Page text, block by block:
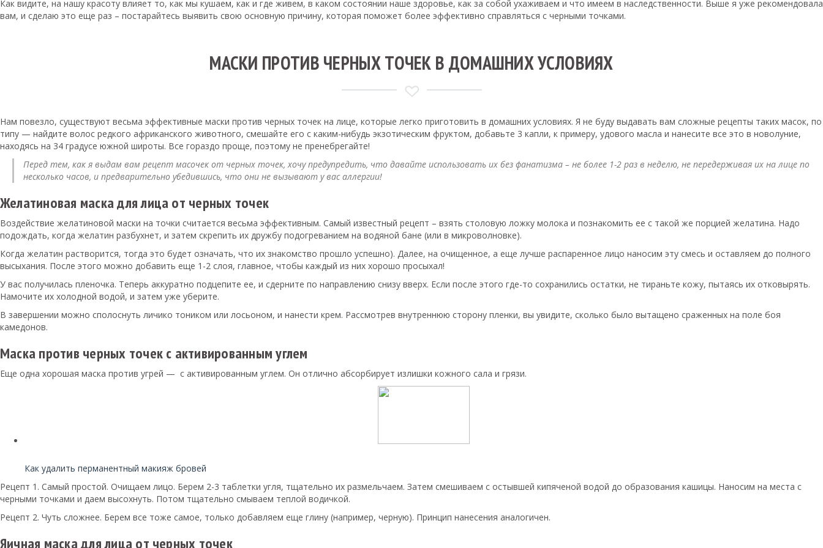
Как видите, на нашу красоту влияет то, как мы кушаем, как и где живем, в каком состоянии наше здоровье, как за собой ухаживаем и что имеем в наследственности. Выше я уже рекомендовала
вам, и сделаю это еще раз – постарайтесь выявить свою основную причину, которая поможет более эффективно справляться с черными точками.
МАСКИ ПРОТИВ ЧЕРНЫХ ТОЧЕК В ДОМАШНИХ УСЛОВИЯХ
Нам повезло, существуют весьма эффективные маски против черных точек на лице, которые легко приготовить в домашних условиях. Я не буду выдавать вам сложные рецепты таких масок, по
типу — найдите волос редкого африканского животного, смешайте его с каким-нибудь экзотическим фруктом, добавьте 3 капли, к примеру, удового масла и нанесите все это в новолуние,
находясь на 34 градусе южной широты. Все гораздо проще, поэтому не пренебрегайте!
Перед тем, как я выдам вам рецепт масочек от черных точек, хочу предупредить, что давайте использовать их без фанатизма – не более 1-2 раз в неделю, не передерживая их на лице по
несколько часов, и предварительно убедившись, что они не вызывают у вас аллергии!
Желатиновая маска для лица от черных точек
Воздействие желатиновой маски на точки считается весьма эффективным. Самый известный рецепт – взять столовую ложку молока и познакомить ее с такой же порцией желатина. Надо
подождать, когда желатин разбухнет, и затем скрепить их дружбу подогреванием на водяной бане (или в микроволновке).
Когда желатин растворится, тогда это будет означать, что их знакомство прошло успешно). Далее, на очищенное, а еще лучше распаренное лицо наносим эту смесь и оставляем до полного
высыхания. После этого можно добавить еще 1-2 слоя, главное, чтобы каждый из них хорошо просыхал!
У вас получилась пленочка. Теперь аккуратно подцепите ее, и сдерните по направлению снизу вверх. Если после этого где-то сохранились остатки, не тираньте кожу, пытаясь их отковырять.
Намочите их холодной водой, и затем уже уберите.
В завершении можно сполоснуть личико тоником или лосьоном, и нанести крем. Рассмотрев внутреннюю сторону пленки, вы увидите, сколько было вытащено сраженных на поле боя
камедонов.
Маска против черных точек с активированным углем
Еще одна хорошая маска против угрей — с активированным углем. Он отлично абсорбирует излишки кожного сала и грязи.
Как удалить перманентный макияж бровей
Рецепт 1. Самый простой. Очищаем лицо. Берем 2-3 таблетки угля, тщательно их размельчаем. Затем смешиваем с остывшей кипяченой водой до образования кашицы. Наносим на места с
черными точками и даем высохнуть. Потом тщательно смываем теплой водичкой.
Рецепт 2. Чуть сложнее. Берем все тоже самое, только добавляем еще глину (например, черную). Принцип нанесения аналогичен.
Яичная маска для лица от черных точек